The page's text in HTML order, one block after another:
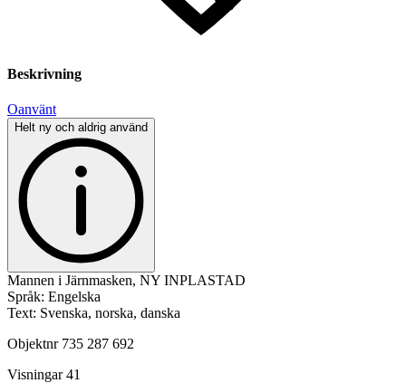
Beskrivning
Oanvänt
Helt ny och aldrig använd
Mannen i Järnmasken, NY INPLASTAD
Språk: Engelska
Text: Svenska, norska, danska
Objektnr 735 287 692
Visningar 41